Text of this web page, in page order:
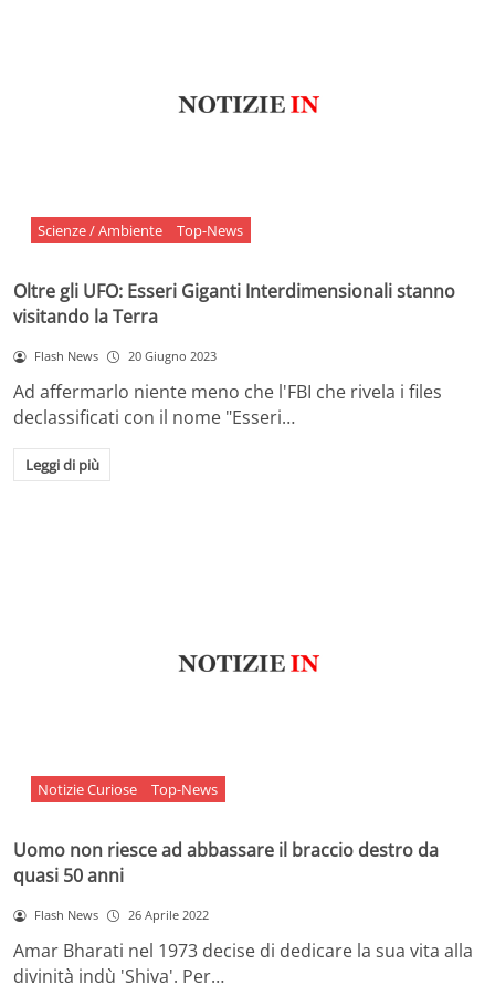
Scienze / Ambiente Top-News
Oltre gli UFO: Esseri Giganti Interdimensionali stanno
visitando la Terra
Flash News 20 Giugno 2023
Ad affermarlo niente meno che l'FBI che rivela i files
declassificati con il nome "Esseri…
Leggi di più
Notizie Curiose Top-News
Uomo non riesce ad abbassare il braccio destro da
quasi 50 anni
Flash News 26 Aprile 2022
Amar Bharati nel 1973 decise di dedicare la sua vita alla
divinità indù 'Shiva'. Per…